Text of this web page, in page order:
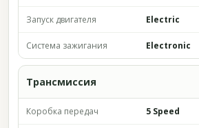
Запуск двигателя Electric
Система зажигания Electronic
Трансмиссия
Коробка передач 5 Speed